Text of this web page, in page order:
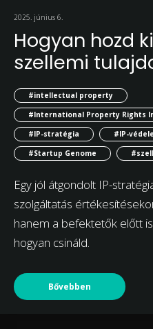
2025. június 6.
Hogyan hozd
szellemi
#intellectual property
#International Property Rights
#IP-stratégia
#IP-
#Startup Genome
Egy jól átgondolt IP-
szolgáltatás
hanem a befektetők előtt
hogyan csináld.
Bővebben